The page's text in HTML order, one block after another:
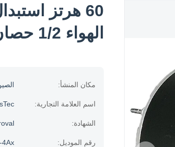
60 هرتز
الهواء 1/2 حصان ثلاثة سرعة
مكان المنشأ:
اسم العلامة التجارية:
الشهادة:
رقم الموديل: 4Ax